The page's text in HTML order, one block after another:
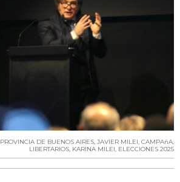
PROVINCIA DE BUENOS AIRES, JAVIER MILEI, CAMPAñA,
LIBERTARIOS, KARINA MILEI, ELECCIONES 2025